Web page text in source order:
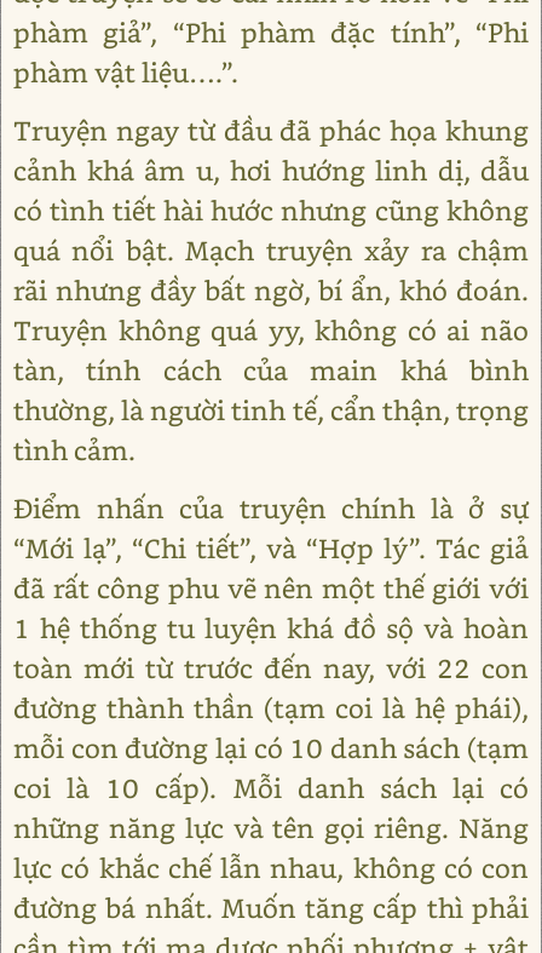
phàm giả”, “Phi phàm đặc tính”, “Phi
phàm vật liệu….”.
Truyện ngay từ đầu đã phác họa khung
cảnh khá âm u, hơi hướng linh dị, dẫu
có tình tiết hài hước nhưng cũng không
quá nổi bật. Mạch truyện xảy ra chậm
rãi nhưng đầy bất ngờ, bí ẩn, khó đoán.
Truyện không quá yy, không có ai não
tàn, tính cách của main khá bình
thường, là người tinh tế, cẩn thận, trọng
tình cảm.
Điểm nhấn của truyện chính là ở sự
“Mới lạ”, “Chi tiết”, và “Hợp lý”. Tác giả
đã rất công phu vẽ nên một thế giới với
1 hệ thống tu luyện khá đồ sộ và hoàn
toàn mới từ trước đến nay, với 22 con
đường thành thần (tạm coi là hệ phái),
mỗi con đường lại có 10 danh sách (tạm
coi là 10 cấp). Mỗi danh sách lại có
những năng lực và tên gọi riêng. Năng
lực có khắc chế lẫn nhau, không có con
đường bá nhất. Muốn tăng cấp thì phải